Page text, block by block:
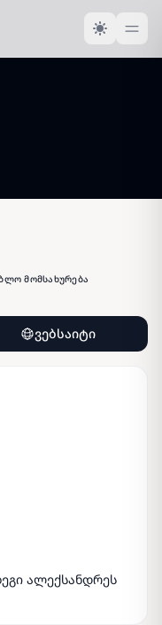
მომსახურება
ვებსაიტი
ალექსანდრეს